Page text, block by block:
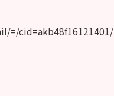
=/cid=akb48f16121401/